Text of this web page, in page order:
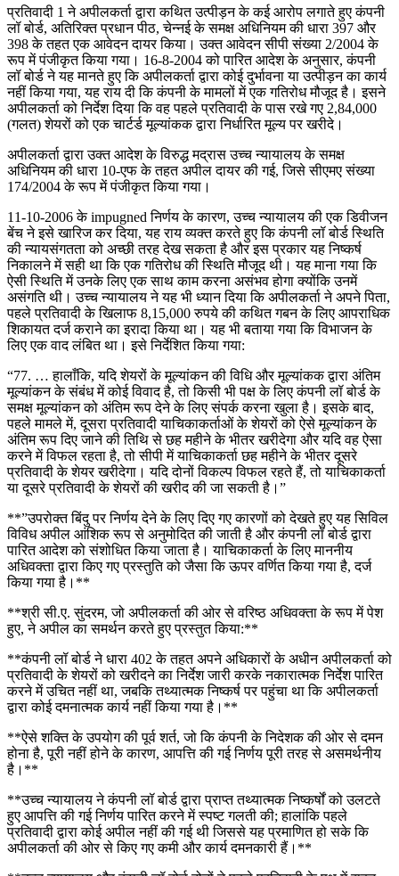
प्रतिवादी 1 ने अपीलकर्ता द्वारा कथित उत्पीड़न के कई आरोप लगाते हुए कंपनी
लॉ बोर्ड, अतिरिक्त प्रधान पीठ, चेन्नई के समक्ष अधिनियम की धारा 397 और
398 के तहत एक आवेदन दायर किया। उक्त आवेदन सीपी संख्या 2/2004 के
रूप में पंजीकृत किया गया। 16-8-2004 को पारित आदेश के अनुसार, कंपनी
लॉ बोर्ड ने यह मानते हुए कि अपीलकर्ता द्वारा कोई दुर्भावना या उत्पीड़न का कार्य
नहीं किया गया, यह राय दी कि कंपनी के मामलों में एक गतिरोध मौजूद है। इसने
अपीलकर्ता को निर्देश दिया कि वह पहले प्रतिवादी के पास रखे गए 2,84,000
(गलत) शेयरों को एक चार्टर्ड मूल्यांकक द्वारा निर्धारित मूल्य पर खरीदे।
अपीलकर्ता द्वारा उक्त आदेश के विरुद्ध मद्रास उच्च न्यायालय के समक्ष
अधिनियम की धारा 10-एफ के तहत अपील दायर की गई, जिसे सीएमए संख्या
174/2004 के रूप में पंजीकृत किया गया।
11-10-2006 के impugned निर्णय के कारण, उच्च न्यायालय की एक डिवीजन
बेंच ने इसे खारिज कर दिया, यह राय व्यक्त करते हुए कि कंपनी लॉ बोर्ड स्थिति
की न्यायसंगतता को अच्छी तरह देख सकता है और इस प्रकार यह निष्कर्ष
निकालने में सही था कि एक गतिरोध की स्थिति मौजूद थी। यह माना गया कि
ऐसी स्थिति में उनके लिए एक साथ काम करना असंभव होगा क्योंकि उनमें
असंगति थी। उच्च न्यायालय ने यह भी ध्यान दिया कि अपीलकर्ता ने अपने पिता,
पहले प्रतिवादी के खिलाफ 8,15,000 रुपये की कथित गबन के लिए आपराधिक
शिकायत दर्ज कराने का इरादा किया था। यह भी बताया गया कि विभाजन के
लिए एक वाद लंबित था। इसे निर्देशित किया गया:
“77. … हालाँकि, यदि शेयरों के मूल्यांकन की विधि और मूल्यांकक द्वारा अंतिम
मूल्यांकन के संबंध में कोई विवाद है, तो किसी भी पक्ष के लिए कंपनी लॉ बोर्ड के
समक्ष मूल्यांकन को अंतिम रूप देने के लिए संपर्क करना खुला है। इसके बाद,
पहले मामले में, दूसरा प्रतिवादी याचिकाकर्ताओं के शेयरों को ऐसे मूल्यांकन के
अंतिम रूप दिए जाने की तिथि से छह महीने के भीतर खरीदेगा और यदि वह ऐसा
करने में विफल रहता है, तो सीपी में याचिकाकर्ता छह महीने के भीतर दूसरे
प्रतिवादी के शेयर खरीदेगा। यदि दोनों विकल्प विफल रहते हैं, तो याचिकाकर्ता
या दूसरे प्रतिवादी के शेयरों की खरीद की जा सकती है।”
**”उपरोक्त बिंदु पर निर्णय देने के लिए दिए गए कारणों को देखते हुए यह सिविल
विविध अपील आंशिक रूप से अनुमोदित की जाती है और कंपनी लॉ बोर्ड द्वारा
पारित आदेश को संशोधित किया जाता है। याचिकाकर्ता के लिए माननीय
अधिवक्ता द्वारा किए गए प्रस्तुति को जैसा कि ऊपर वर्णित किया गया है, दर्ज
किया गया है।**
**श्री सी.ए. सुंदरम, जो अपीलकर्ता की ओर से वरिष्ठ अधिवक्ता के रूप में पेश
हुए, ने अपील का समर्थन करते हुए प्रस्तुत किया:**
**कंपनी लॉ बोर्ड ने धारा 402 के तहत अपने अधिकारों के अधीन अपीलकर्ता को
प्रतिवादी के शेयरों को खरीदने का निर्देश जारी करके नकारात्मक निर्देश पारित
करने में उचित नहीं था, जबकि तथ्यात्मक निष्कर्ष पर पहुंचा था कि अपीलकर्ता
द्वारा कोई दमनात्मक कार्य नहीं किया गया है।**
**ऐसे शक्ति के उपयोग की पूर्व शर्त, जो कि कंपनी के निदेशक की ओर से दमन
होना है, पूरी नहीं होने के कारण, आपत्ति की गई निर्णय पूरी तरह से असमर्थनीय
है।**
**उच्च न्यायालय ने कंपनी लॉ बोर्ड द्वारा प्राप्त तथ्यात्मक निष्कर्षों को उलटते
हुए आपत्ति की गई निर्णय पारित करने में स्पष्ट गलती की; हालांकि पहले
प्रतिवादी द्वारा कोई अपील नहीं की गई थी जिससे यह प्रमाणित हो सके कि
अपीलकर्ता की ओर से किए गए कमी और कार्य दमनकारी हैं।**